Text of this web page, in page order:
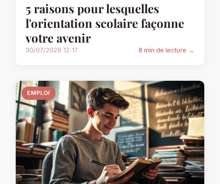
5 raisons pour lesquelles
l'orientation scolaire façonne
votre avenir
30/07/2026 12:17 8 min de lecture →
EMPLOI